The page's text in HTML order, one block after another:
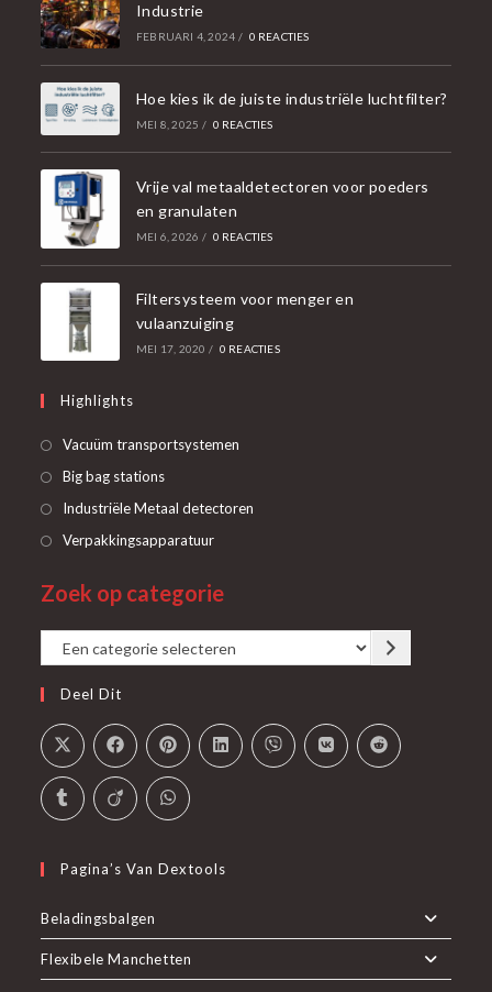
Industrie
FEBRUARI 4, 2024 / 0 REACTIES
Hoe kies ik de juiste industriële luchtfilter?
MEI 8, 2025 / 0 REACTIES
Vrije val metaaldetectoren voor poeders
en granulaten
MEI 6, 2026 / 0 REACTIES
Filtersysteem voor menger en
vulaanzuiging
MEI 17, 2020 / 0 REACTIES
Highlights
Vacuüm transportsystemen
Big bag stationsOpent
in
Industriële Metaal detectoren
VerpakkingsapparatuurOpent
een
tab
Zoek op categorie
Een
categorie
selecteren
Deel Dit
Pagina’s Van Dextools
Beladingsbalgen
Flexibele Manchetten